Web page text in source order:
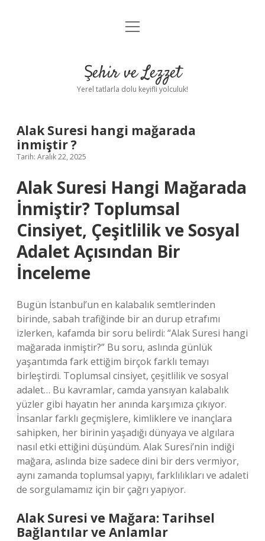
Anasayfa
Yasal Uyarı
menüyü
Şehir ve Lezzet
Yerel tatlarla dolu keyifli yolculuk!
Alak Suresi hangi mağarada
inmiştir ?
Tarih: Aralık 22, 2025
Alak Suresi Hangi Mağarada
İnmiştir? Toplumsal
Cinsiyet, Çeşitlilik ve Sosyal
Adalet Açısından Bir
İnceleme
Bugün İstanbul’un en kalabalık semtlerinden
birinde, sabah trafiğinde bir an durup etrafımı
izlerken, kafamda bir soru belirdi: “Alak Suresi hangi
mağarada inmiştir?” Bu soru, aslında günlük
yaşantımda fark ettiğim birçok farklı temayı
birleştirdi. Toplumsal cinsiyet, çeşitlilik ve sosyal
adalet… Bu kavramlar, camda yansıyan kalabalık
yüzler gibi hayatın her anında karşımıza çıkıyor.
İnsanlar farklı geçmişlere, kimliklere ve inançlara
sahipken, her birinin yaşadığı dünyaya ve algılara
nasıl etki ettiğini düşündüm. Alak Suresi’nin indiği
mağara, aslında bize sadece dini bir ders vermiyor,
aynı zamanda toplumsal yapıyı, farklılıkları ve adaleti
de sorgulamamız için bir çağrı yapıyor.
Alak Suresi ve Mağara: Tarihsel
Bağlantılar ve Anlamlar